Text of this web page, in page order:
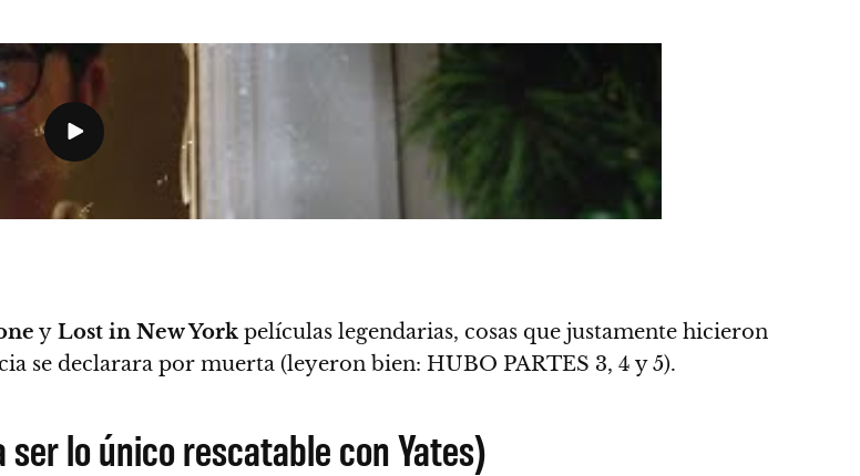
y Lost in New York películas legendarias, cosas que justamente hicieron
se declarara por muerta (leyeron bien: HUBO PARTES 3, 4 y 5).
lo único rescatable con Yates)